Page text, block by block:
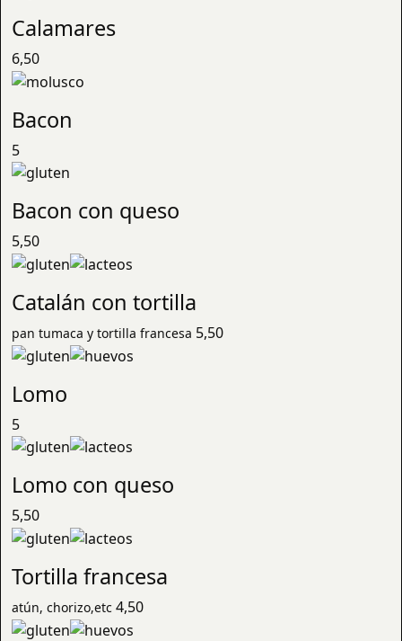
Calamares
6,50
Bacon
5
Bacon con queso
5,50
Catalán con tortilla
pan tumaca y tortilla francesa 5,50
Lomo
5
Lomo con queso
5,50
Tortilla francesa
atún, chorizo,etc 4,50